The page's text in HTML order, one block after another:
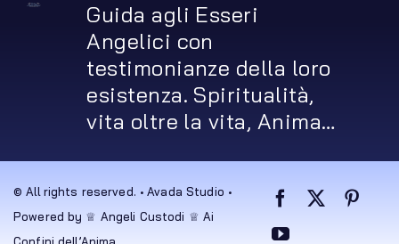
Guida agli Esseri
Angelici con
testimonianze della loro
esistenza. Spiritualità,
vita oltre la vita, Anima…
© All rights reserved. • Avada Studio •
Powered by ♕ Angeli Custodi ♕ Ai